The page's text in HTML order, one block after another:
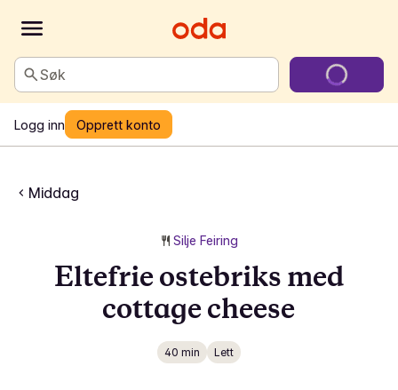
Søk
Logg inn Opprett konto
Middag
Silje Feiring
Eltefrie ostebriks med
cottage cheese
40 min Lett